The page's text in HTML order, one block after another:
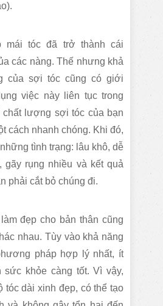
mái tóc đã trở thành cái
các nàng. Thế nhưng khả
của sợi tóc cũng có giới
việc này liên tục trong
lượng sợi tóc của bạn
cách nhanh chóng. Khi đó,
tình trạng: lâu khô, dễ
gãy rụng nhiều và kết quả
phải cắt bỏ chúng đi.
đẹp cho bản thân cũng
nhau. Tùy vào khả năng
pháp hợp lý nhất, ít
khỏe càng tốt. Vì vậy,
tóc dài xinh đẹp, có thể tạo